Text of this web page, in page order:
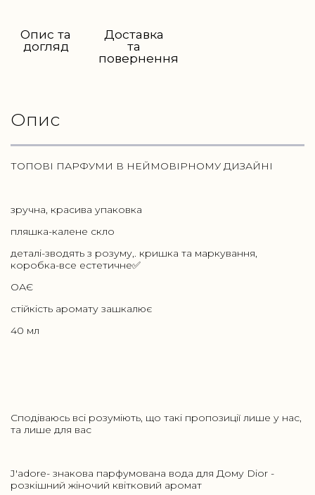
Опис та
догляд
Доставка
та
повернення
Опис
ТОПОВІ ПАРФУМИ В НЕЙМОВІРНОМУ ДИЗАЙНІ
зручна, красива упаковка
пляшка-калене скло
деталі-зводять з розуму,. кришка та маркування,
коробка-все естетичне✅
ОАЄ
стійкість аромату зашкалює
40 мл
Сподіваюсь всі розуміють, що такі пропозиції лише у нас,
та лише для вас
J'adore- знакова парфумована вода для Дому Dior -
розкішний жіночий квітковий аромат